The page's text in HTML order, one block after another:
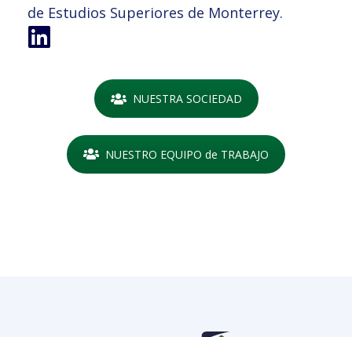
de Estudios Superiores de Monterrey.
NUESTRA SOCIEDAD
NUESTRO EQUIPO de TRABAJO